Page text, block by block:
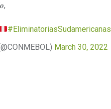
#EliminatoriasSudamericanas
March 30, 2022